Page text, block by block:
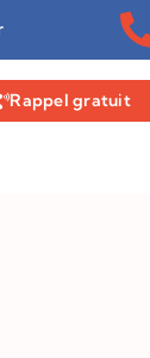
Rappel gratuit